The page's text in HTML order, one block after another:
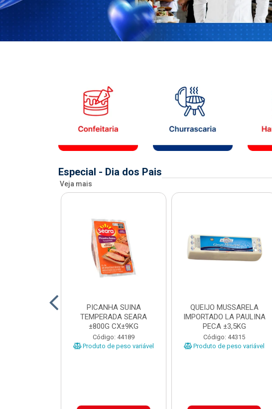
Especial - Dia dos Pais
Veja mais
PICANHA SUINA
TEMPERADA SEARA
±800G CX±9KG
Código: 44189
Produto de peso variável
QUEIJO MUSSARELA
IMPORTADO LA PAULINA
PECA ±3,5KG
Código: 44315
Produto de peso variável